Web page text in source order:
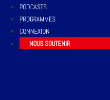
PODCASTS
PROGRAMMES
CONNEXION
NOUS SOUTENIR